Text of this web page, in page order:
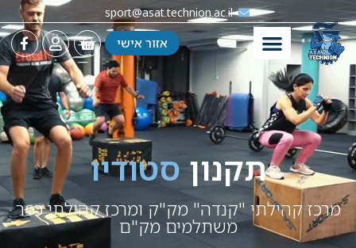
sport@asat.technion.ac.il
אזור אישי
תקנוןסטודיו
מרכז קהילתי "קנדה" מק"ק ומרכז קהילתי כפר
משתלמים מק"ם